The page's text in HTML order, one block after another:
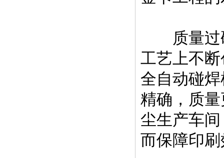
质量过硬
工艺上不
全自动碰
精确，质
尘生产车
而保障印